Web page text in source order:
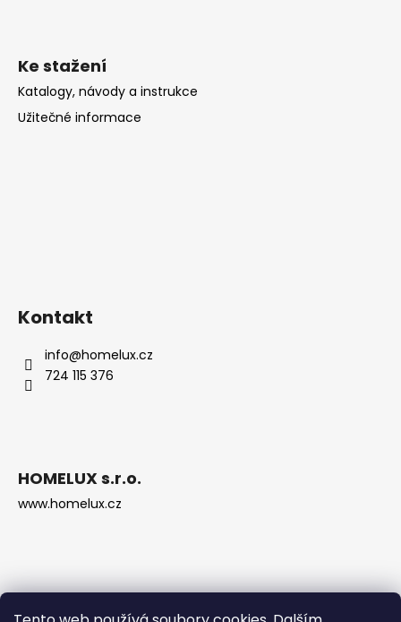
Ke stažení
Katalogy, návody a instrukce
Užitečné informace
Kontakt
info@homelux.cz
724 115 376
HOMELUX s.r.o.
www.homelux.cz